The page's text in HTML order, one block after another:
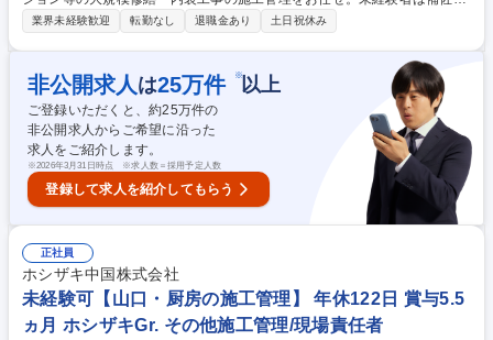
らスタート。育成体制が手厚く、2024年入社の先輩たちは最速成長し今
工事説明会の実施 ■協力会社の手配・打ち合わせ ■現場の4大管理（工程・
安全・原価・品質） ■居住者様への対応、掲示板の更新等 ◎マンションの
資産価値を守る社会貢献度の高い仕事です。 ◎内装事業も強化中で、幅広
い経験を積むことが可能です。 募集職種 【関東/施工管理】未経験歓迎/17
0年続く老舗の技を伝授！/土日祝休・フレックス
業界未経験歓迎 転勤なし 退職金あり 土日祝休み
非公開求人 は25万件 ※以上
ご登録いただくと、約25万件の
非公開求人からご希望に沿った
求人をご紹介します。
※2026年3月31日時点 ※求人数＝採用予定人数
登録して求人を紹介してもらう
正社員
ホシザキ中国株式会社
未経験可【山口・厨房の施工管理】 年休122日 賞与5.5
ヵ月 ホシザキGr. その他施工管理/現場責任者